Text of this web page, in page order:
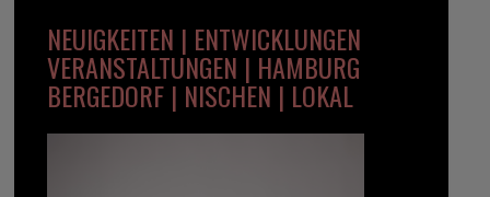
NEUIGKEITEN | ENTWICKLUNGEN
VERANSTALTUNGEN | HAMBURG
BERGEDORF | NISCHEN | LOKAL